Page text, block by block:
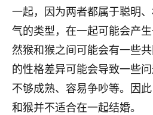
一起，因为两者都属于聪明
气的类型，在一起可能会产
然猴和猴之间可能会有一些
的性格差异可能会导致一些问
不够成熟、容易争吵等。因
和猴并不适合在一起结婚。
17分钟前 来自湖北
心若莲花
我是做餐饮的，这两年，
一家，要么生意不好，生
家底快败光了，真是倒霉
回事？